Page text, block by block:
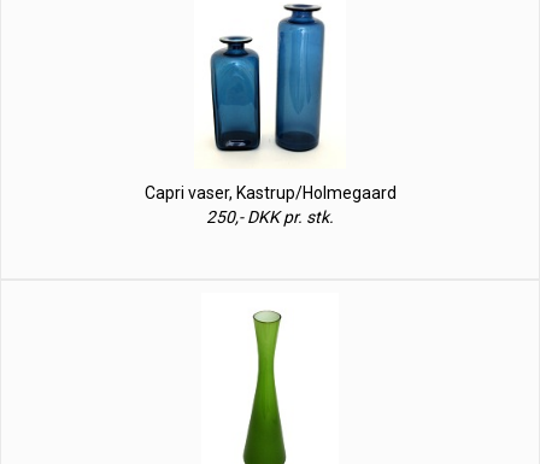
Capri vaser, Kastrup/Holmegaard
250,- DKK pr. stk.